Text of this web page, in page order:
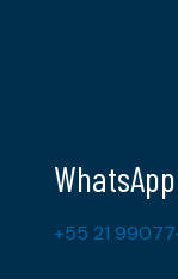
WhatsApp
+55 21